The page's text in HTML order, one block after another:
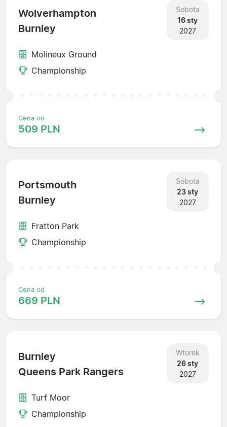
Wolverhampton
Burnley
Sobota
16 sty
2027
Molineux Ground
Championship
Cena od
509 PLN
Portsmouth
Burnley
Sobota
23 sty
2027
Fratton Park
Championship
Cena od
669 PLN
Burnley
Queens Park Rangers
Wtorek
26 sty
2027
Turf Moor
Championship